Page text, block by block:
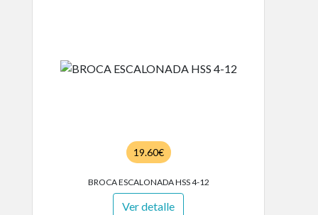
19.60€
BROCA ESCALONADA HSS 4-12
Ver detalle